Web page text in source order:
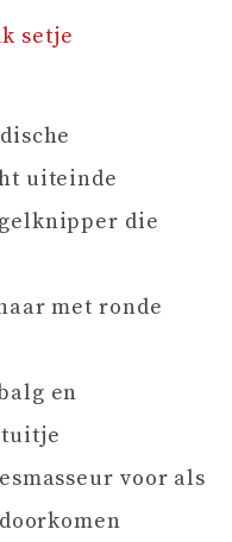
setje
uiteinde
die
met ronde
en
tuitje
voor als